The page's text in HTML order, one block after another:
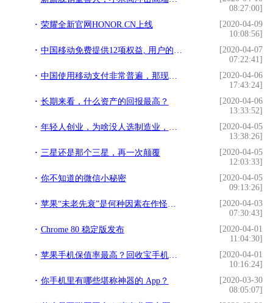
08:27:00]
荣耀全新官网HONOR.CN上线
[2020-04-09
10:08:56]
中国移动免费提供12项权益, 用户的福利来了
[2020-04-07
07:22:41]
中国使用移动支付非常普遍，那现金到哪里去了？这些你应该知道
[2020-04-06
17:43:24]
长期来看，什么资产的回报最高？
[2020-04-06
13:33:52]
年轻人创业，为啥没人选制造业，全都扎堆互联网与服务业？
[2020-04-05
13:38:26]
三星还是那个三星，再一次颠覆
[2020-04-05
12:03:33]
你不知道的微信小秘密
[2020-04-05
09:13:26]
苹果“未老先衰”是何种因素在作怪？怎样调控才能稳定此“局面”
[2020-04-03
07:30:43]
Chrome 80 稳定版发布
[2020-04-01
11:04:30]
苹果手机保值率最高？回收宝手机保值榜告诉你真相
[2020-04-01
10:16:24]
你手机里有哪些堪称神器的 App？
[2020-03-30
08:05:07]